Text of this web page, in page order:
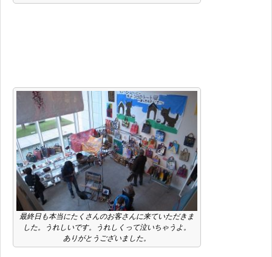
最終日も本当にたくさんのお客さんに来ていただきま
した。うれしいです。うれしくって泣いちゃうよ。
ありがとうございました。